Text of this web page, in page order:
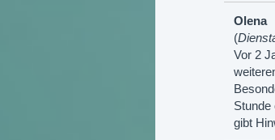
Olena
(
Vor 2
Stunde
gibt